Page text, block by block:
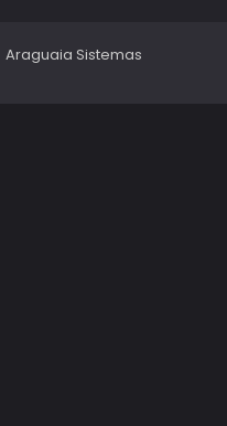
Araguaia Sistemas